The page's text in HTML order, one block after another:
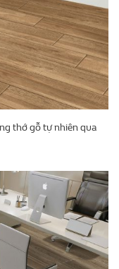
thớ gỗ tự nhiên qua